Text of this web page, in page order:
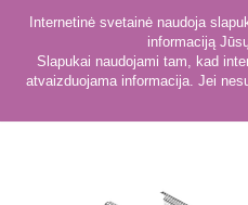
Internetinė svetainė naudoja
informaciją
Slapukai naudojami tam, kad
atvaizduojama informacija. Jei
GKP profiliai